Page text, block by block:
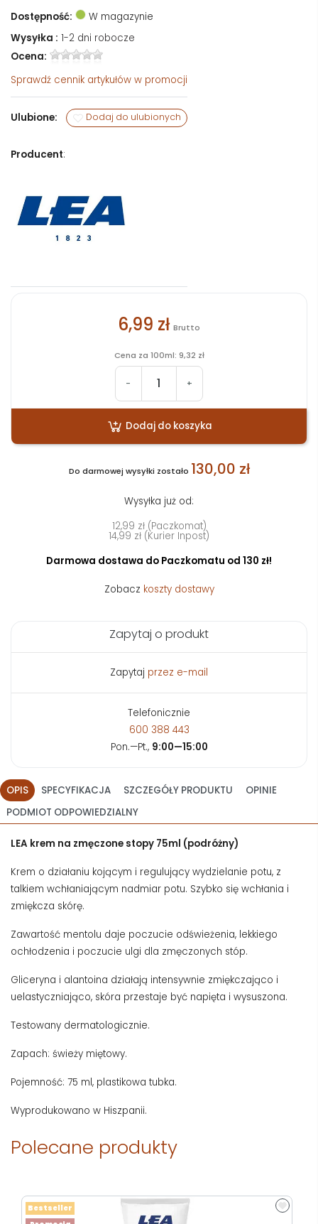
Dostępność:
W magazynie
Wysyłka : 1-2 dni robocze
Ocena:
Sprawdź cennik artykułów w promocji
Ulubione: Dodaj do ulubionych
Producent:
6,99 zł Brutto
Cena za 100ml: 9,32 zł
- +
Dodaj do koszyka
Do darmowej wysyłki zostało 130,00 zł
Wysyłka już od:
12,99 zł (Paczkomat)
14,99 zł (Kurier Inpost)
Darmowa dostawa do Paczkomatu od 130 zł!
Zobacz koszty dostawy
Zapytaj o produkt
Zapytaj przez e-mail
Telefonicznie
600 388 443
Pon.—Pt., 9:00—15:00
OPIS SPECYFIKACJA SZCZEGÓŁY PRODUKTU
OPINIE
PODMIOT ODPOWIEDZIALNY
LEA krem na zmęczone stopy 75ml (podróżny)
Krem o działaniu kojącym i regulujący wydzielanie potu, z
talkiem wchłaniającym nadmiar potu. Szybko się wchłania i
zmiękcza skórę.
Zawartość mentolu daje poczucie odświeżenia, lekkiego
ochłodzenia i poczucie ulgi dla zmęczonych stóp.
Gliceryna i alantoina działają intensywnie zmiękczająco i
uelastyczniająco, skóra przestaje być napięta i wysuszona.
Testowany dermatologicznie.
Zapach: świeży miętowy.
Pojemność: 75 ml, plastikowa tubka.
Wyprodukowano w Hiszpanii.
Polecane produkty
Bestseller